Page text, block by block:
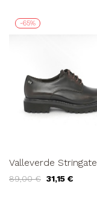
-65%
Valleverde Stringate
Testa di Moro
89,00 € 31,15 €